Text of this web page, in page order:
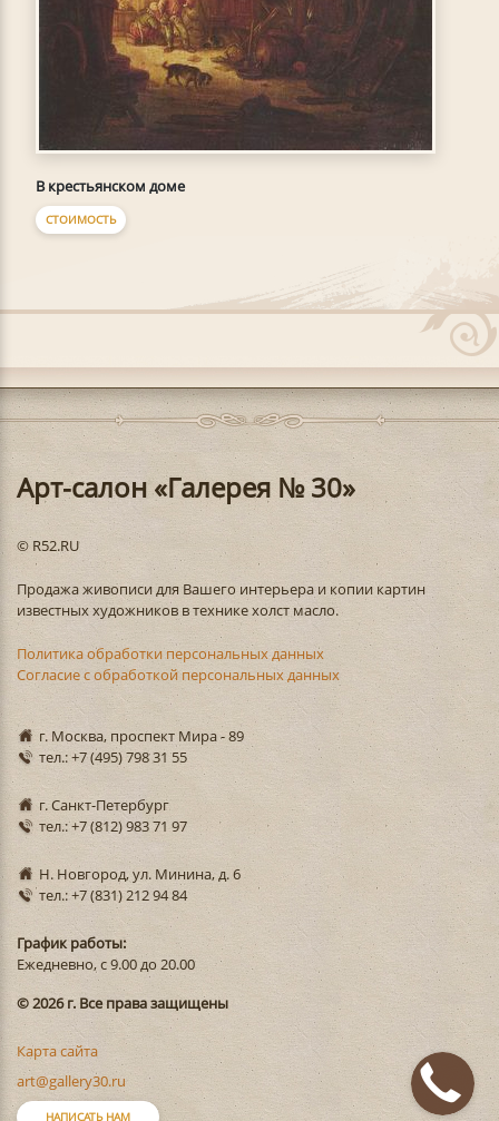
В крестьянском доме
СТОИМОСТЬ
Арт-салон «Галерея № 30»
© R52.RU
Продажа живописи для Вашего интерьера и копии картин
известных художников в технике холст масло.
Политика обработки персональных данных
Согласие с обработкой персональных данных
г. Москва, проспект Мира - 89
тел.: +7 (495) 798 31 55
г. Санкт-Петербург
тел.: +7 (812) 983 71 97
Н. Новгород, ул. Минина, д. 6
тел.: +7 (831) 212 94 84
График работы:
Ежедневно, с 9.00 до 20.00
© 2026 г. Все права защищены
Карта сайта
art@gallery30.ru
НАПИСАТЬ НАМ